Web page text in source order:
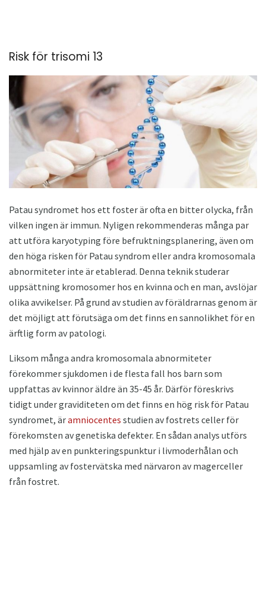
Risk för trisomi 13
Patau syndromet hos ett foster är ofta en bitter olycka, från
vilken ingen är immun. Nyligen rekommenderas många par
att utföra karyotyping före befruktningsplanering, även om
den höga risken för Patau syndrom eller andra kromosomala
abnormiteter inte är etablerad. Denna teknik studerar
uppsättning kromosomer hos en kvinna och en man, avslöjar
olika avvikelser. På grund av studien av föräldrarnas genom är
det möjligt att förutsäga om det finns en sannolikhet för en
ärftlig form av patologi.
Liksom många andra kromosomala abnormiteter
förekommer sjukdomen i de flesta fall hos barn som
uppfattas av kvinnor äldre än 35-45 år. Därför föreskrivs
tidigt under graviditeten om det finns en hög risk för Patau
syndromet, äramniocentes studien av fostrets celler för
förekomsten av genetiska defekter. En sådan analys utförs
med hjälp av en punkteringspunktur i livmoderhålan och
uppsamling av fostervätska med närvaron av magerceller
från fostret.